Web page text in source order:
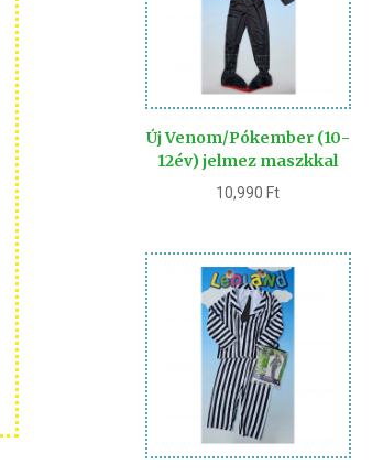
Új Venom/Pókember (10-
12év) jelmez maszkkal
10,990 Ft